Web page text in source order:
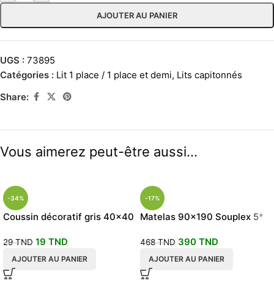
AJOUTER AU PANIER
UGS : 73895
Catégories : Lit 1 place / 1 place et demi, Lits capitonnés
Share:
Vous aimerez peut-être aussi…
-34%
Coussin décoratif gris 40×40
29TND 19 TND
AJOUTER AU PANIER
-17%
Matelas 90×190 Souplex 5*
468TND 390 TND
AJOUTER AU PANIER